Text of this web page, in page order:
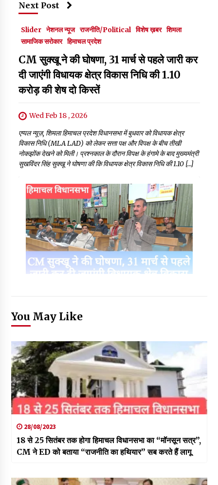
Next Post
Slider नेशनल न्यूज राजनीति/Political विशेष ख़बर शिमला
सामाजिक सरोकार हिमाचल प्रदेश
CM सुक्खू ने की घोषणा, 31 मार्च से पहले जारी कर
दी जाएंगी विधायक क्षेत्र विकास निधि की 1.10
करोड़ की शेष दो किस्तें
Wed Feb 18 , 2026
एप्पल न्यूज़, शिमला हिमाचल प्रदेश विधानसभा में बुधवार को विधायक क्षेत्र
विकास निधि (MLA LAD) को लेकर सत्ता पक्ष और विपक्ष के बीच तीखी
नोकझोंक देखने को मिली। प्रश्नकाल के दौरान विपक्ष के हंगामे के बाद मुख्यमंत्री
सुखविंदर सिंह सुक्खू ने घोषणा की कि विधायक क्षेत्र विकास निधि की 1.10 […]
You May Like
28/08/2023
18 से 25 सितंबर तक होगा हिमाचल विधानसभा का “मॉनसून सत्र”,
CM ने ED को बताया “राजनीति का हथियार” सब करते हैं लागू